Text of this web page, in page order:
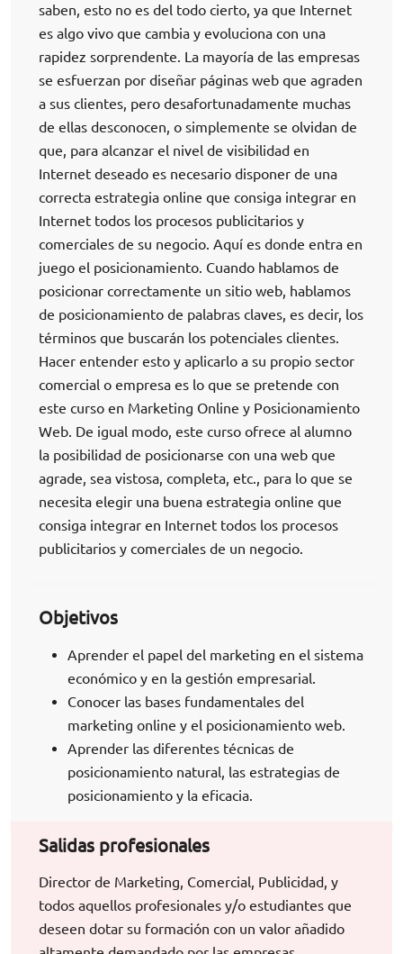
saben, esto no es del todo cierto, ya que Internet
es algo vivo que cambia y evoluciona con una
rapidez sorprendente. La mayoría de las empresas
se esfuerzan por diseñar páginas web que agraden
a sus clientes, pero desafortunadamente muchas
de ellas desconocen, o simplemente se olvidan de
que, para alcanzar el nivel de visibilidad en
Internet deseado es necesario disponer de una
correcta estrategia online que consiga integrar en
Internet todos los procesos publicitarios y
comerciales de su negocio. Aquí es donde entra en
juego el posicionamiento. Cuando hablamos de
posicionar correctamente un sitio web, hablamos
de posicionamiento de palabras claves, es decir, los
términos que buscarán los potenciales clientes.
Hacer entender esto y aplicarlo a su propio sector
comercial o empresa es lo que se pretende con
este curso en Marketing Online y Posicionamiento
Web. De igual modo, este curso ofrece al alumno
la posibilidad de posicionarse con una web que
agrade, sea vistosa, completa, etc., para lo que se
necesita elegir una buena estrategia online que
consiga integrar en Internet todos los procesos
publicitarios y comerciales de un negocio.
Objetivos
Aprender el papel del marketing en el sistema
económico y en la gestión empresarial.
Conocer las bases fundamentales del
marketing online y el posicionamiento web.
Aprender las diferentes técnicas de
posicionamiento natural, las estrategias de
posicionamiento y la eficacia.
Salidas profesionales
Director de Marketing, Comercial, Publicidad, y
todos aquellos profesionales y/o estudiantes que
deseen dotar su formación con un valor añadido